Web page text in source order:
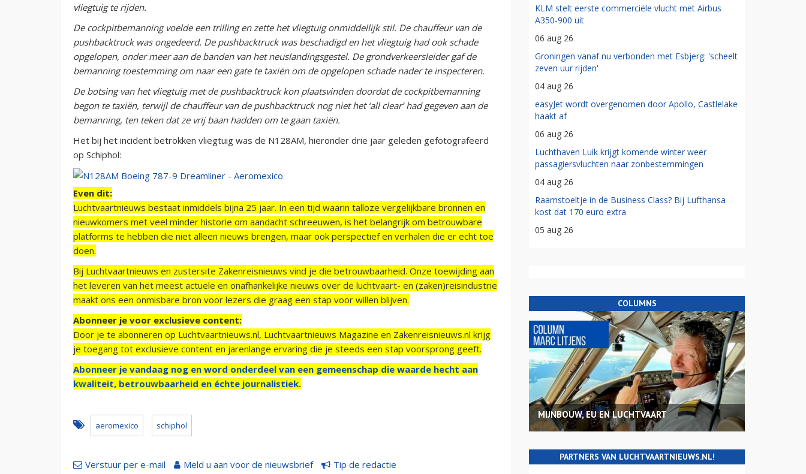
vliegtuig te rijden.
De cockpitbemanning voelde een trilling en zette het vliegtuig onmiddellijk stil. De chauffeur van de
pushbacktruck was ongedeerd. De pushbacktruck was beschadigd en het vliegtuig had ook schade
opgelopen, onder meer aan de banden van het neuslandingsgestel. De grondverkeersleider gaf de
bemanning toestemming om naar een gate te taxiën om de opgelopen schade nader te inspecteren.
De botsing van het vliegtuig met de pushbacktruck kon plaatsvinden doordat de cockpitbemanning
begon te taxiën, terwijl de chauffeur van de pushbacktruck nog niet het ‘all clear’ had gegeven aan de
bemanning, ten teken dat ze vrij baan hadden om te gaan taxiën.
Het bij het incident betrokken vliegtuig was de N128AM, hieronder drie jaar geleden gefotografeerd
op Schiphol:
Even dit:
Luchtvaartnieuws bestaat inmiddels bijna 25 jaar. In een tijd waarin talloze vergelijkbare bronnen en
nieuwkomers met veel minder historie om aandacht schreeuwen, is het belangrijk om betrouwbare
platforms te hebben die niet alleen nieuws brengen, maar ook perspectief en verhalen die er echt toe
doen.
Bij Luchtvaartnieuws en zustersite Zakenreisnieuws vind je die betrouwbaarheid. Onze toewijding aan
het leveren van het meest actuele en onafhankelijke nieuws over de luchtvaart- en (zaken)reisindustrie
maakt ons een onmisbare bron voor lezers die graag een stap voor willen blijven.
Abonneer je voor exclusieve content:
Door je te abonneren op Luchtvaartnieuws.nl, Luchtvaartnieuws Magazine en Zakenreisnieuws.nl krijg
je toegang tot exclusieve content en jarenlange ervaring die je steeds een stap voorsprong geeft.
Abonneer je vandaag nog en word onderdeel van een gemeenschap die waarde hecht aan
kwaliteit, betrouwbaarheid en échte journalistiek.
aeromexico schiphol
Verstuur per e-mail Meld u aan voor de nieuwsbrief Tip de redactie
KLM stelt eerste commerciële vlucht met Airbus
A350-900 uit
06 aug 26
Groningen vanaf nu verbonden met Esbjerg: 'scheelt
zeven uur rijden'
04 aug 26
easyJet wordt overgenomen door Apollo, Castlelake
haakt af
06 aug 26
Luchthaven Luik krijgt komende winter weer
passagiersvluchten naar zonbestemmingen
04 aug 26
Raamstoeltje in de Business Class? Bij Lufthansa
kost dat 170 euro extra
05 aug 26
COLUMNS
MIJNBOUW, EU EN LUCHTVAART
PARTNERS VAN LUCHTVAARTNIEUWS.NL!